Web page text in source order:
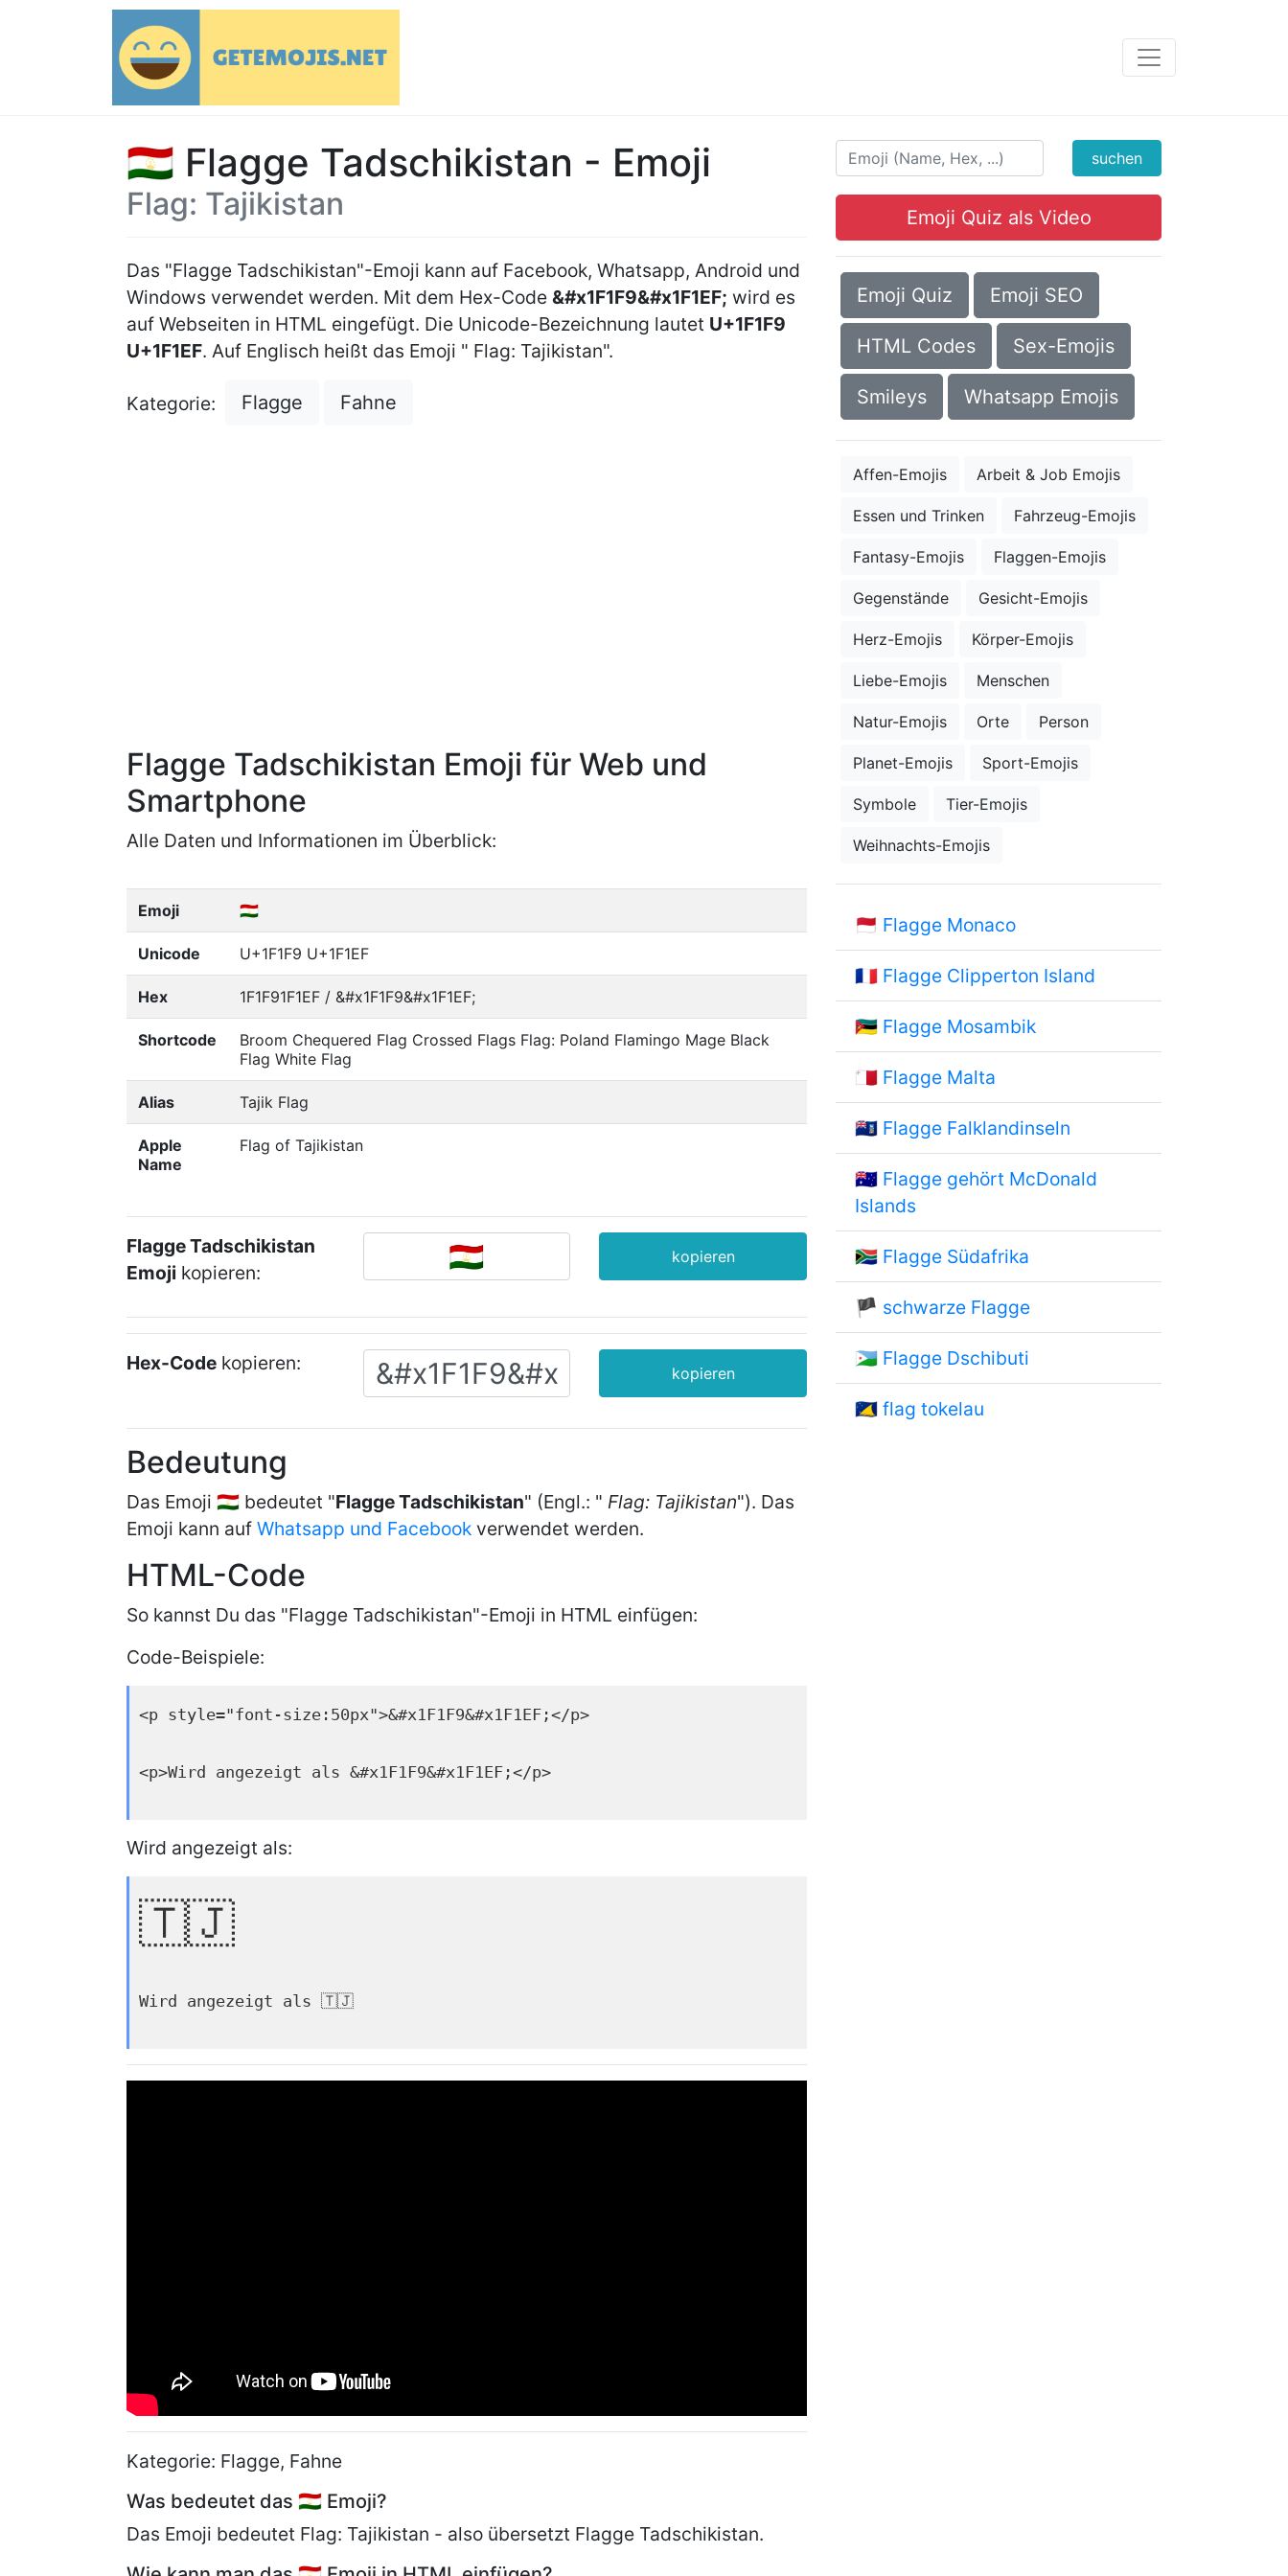
🇹🇯 Flagge Tadschikistan - Emoji
Flag: Tajikistan
Das "Flagge Tadschikistan"-Emoji kann auf Facebook, Whatsapp, Android und
Windows verwendet werden. Mit dem Hex-Code &#x1F1F9&#x1F1EF; wird es
auf Webseiten in HTML eingefügt. Die Unicode-Bezeichnung lautet U+1F1F9
U+1F1EF. Auf Englisch heißt das Emoji " Flag: Tajikistan".
Kategorie: Flagge Fahne
Flagge Tadschikistan Emoji für Web und
Smartphone
Alle Daten und Informationen im Überblick:
Emoji 🇹🇯
Unicode U+1F1F9 U+1F1EF
Hex 1F1F91F1EF / &#x1F1F9&#x1F1EF;
Shortcode
Broom Chequered Flag Crossed Flags Flag: Poland Flamingo Mage Black
Flag White Flag
Alias Tajik Flag
Apple
Name
Flag of Tajikistan
Flagge Tadschikistan
Emoji kopieren:
kopieren
Hex-Code kopieren: kopieren
Bedeutung
Das Emoji 🇹🇯 bedeutet "Flagge Tadschikistan" (Engl.: " Flag: Tajikistan"). Das
Emoji kann auf Whatsapp und Facebook verwendet werden.
HTML-Code
So kannst Du das "Flagge Tadschikistan"-Emoji in HTML einfügen:
Code-Beispiele:
<p style="font-size:50px">&#x1F1F9&#x1F1EF;</p>
<p>Wird angezeigt als &#x1F1F9&#x1F1EF;</p>
Wird angezeigt als:
🇹🇯
Wird angezeigt als 🇹🇯
Kategorie: Flagge, Fahne
Was bedeutet das 🇹🇯 Emoji?
Das Emoji bedeutet Flag: Tajikistan - also übersetzt Flagge Tadschikistan.
suchen
Emoji Quiz als Video
Emoji Quiz Emoji SEO
HTML Codes Sex-Emojis
Smileys Whatsapp Emojis
Affen-Emojis Arbeit & Job Emojis
Essen und Trinken Fahrzeug-Emojis
Fantasy-Emojis Flaggen-Emojis
Gegenstände Gesicht-Emojis
Herz-Emojis Körper-Emojis
Liebe-Emojis Menschen
Natur-Emojis Orte Person
Planet-Emojis Sport-Emojis
Symbole Tier-Emojis
Weihnachts-Emojis
🇲🇨 Flagge Monaco
🇨🇵 Flagge Clipperton Island
🇲🇿 Flagge Mosambik
🇲🇹 Flagge Malta
🇫🇰 Flagge Falklandinseln
🇭🇲 Flagge gehört McDonald
Islands
🇿🇦 Flagge Südafrika
🏴 schwarze Flagge
🇩🇯 Flagge Dschibuti
🇹🇰 flag tokelau